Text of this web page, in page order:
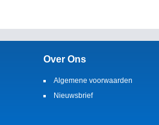
Over Ons
Algemene voorwaarden
Nieuwsbrief